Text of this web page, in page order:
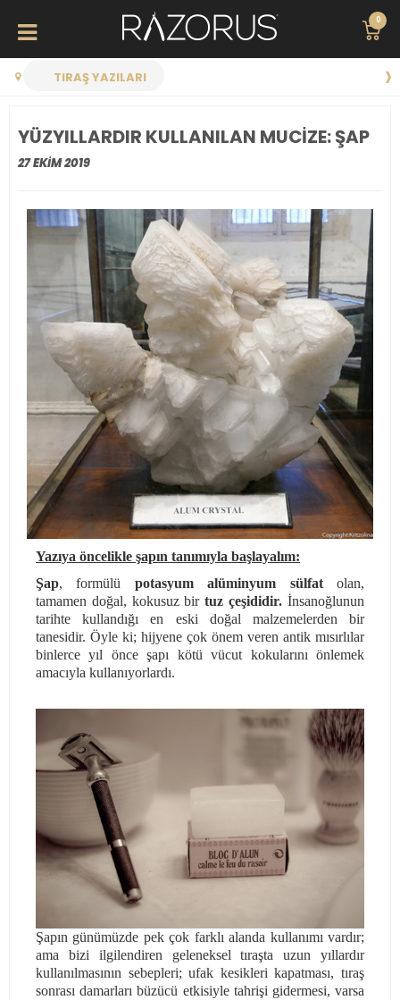
0
TIRAŞ YAZILARI
YÜZYILLARDIR KULLANILAN MUCIZE: ŞAP
27 EKIM 2019
Yazıya öncelikle şapın tanımıyla başlayalım:
Şap, formülü potasyum alüminyum sülfatolan,
tamamen doğal, kokusuz birtuz çeşididir. İnsanoğlunun
tarihte kullandığı en eski doğal malzemelerden bir
tanesidir. Öyle ki; hijyene çok önem veren antik mısırlılar
binlerce yıl önce şapı kötü vücut kokularını önlemek
amacıyla kullanıyorlardı.
Şapın günümüzde pek çok farklı alanda kullanımı vardır;
ama bizi ilgilendiren geleneksel tıraşta uzun yıllardır
kullanılmasının sebepleri; ufak kesikleri kapatması, tıraş
sonrası damarları büzücü etkisiyle tahrişi gidermesi, varsa